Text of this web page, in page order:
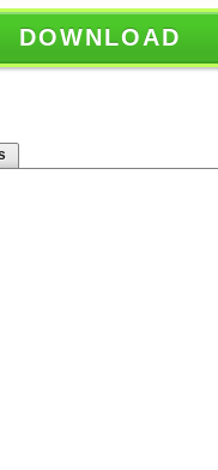
DOWNLOAD